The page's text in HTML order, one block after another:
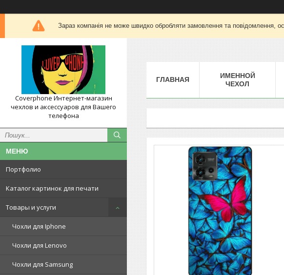
Зараз компанія не може швидко обробляти замовлення та повідомлення,
Coverphone Интернет-магазин
чехлов и аксессуаров для Вашего
телефона
Портфолио
Каталог картинок для печати
Товары и услуги
Чохли для Iphone
Чохли для Lenovo
Чохли для Samsung
ГЛАВНАЯ
ИМЕННОЙ
ЧЕХОЛ